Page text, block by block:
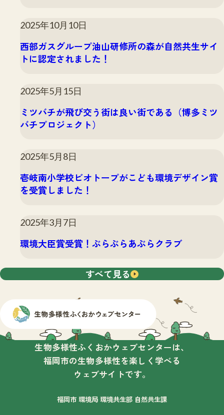
2025年10月10日
西部ガスグループ油山研修所の森が自然共生サイ
トに認定されました！
2025年5月15日
ミツバチが飛び交う街は良い街である（博多ミツ
バチプロジェクト）
2025年5月8日
壱岐南小学校ビオトープがこども環境デザイン賞
を受賞しました！
2025年3月7日
環境大臣賞受賞！ぶらぶらあぶらクラブ
すべて見る
生物多様性ふくおかウェブセンターは、
福岡市の生物多様性を楽しく学べる
ウェブサイトです。
福岡市 環境局 環境共生部 自然共生課